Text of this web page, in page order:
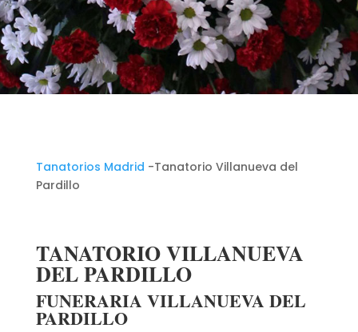
Tanatorios Madrid -Tanatorio Villanueva del
Pardillo
TANATORIO VILLANUEVA
DEL PARDILLO
FUNERARIA VILLANUEVA DEL
PARDILLO